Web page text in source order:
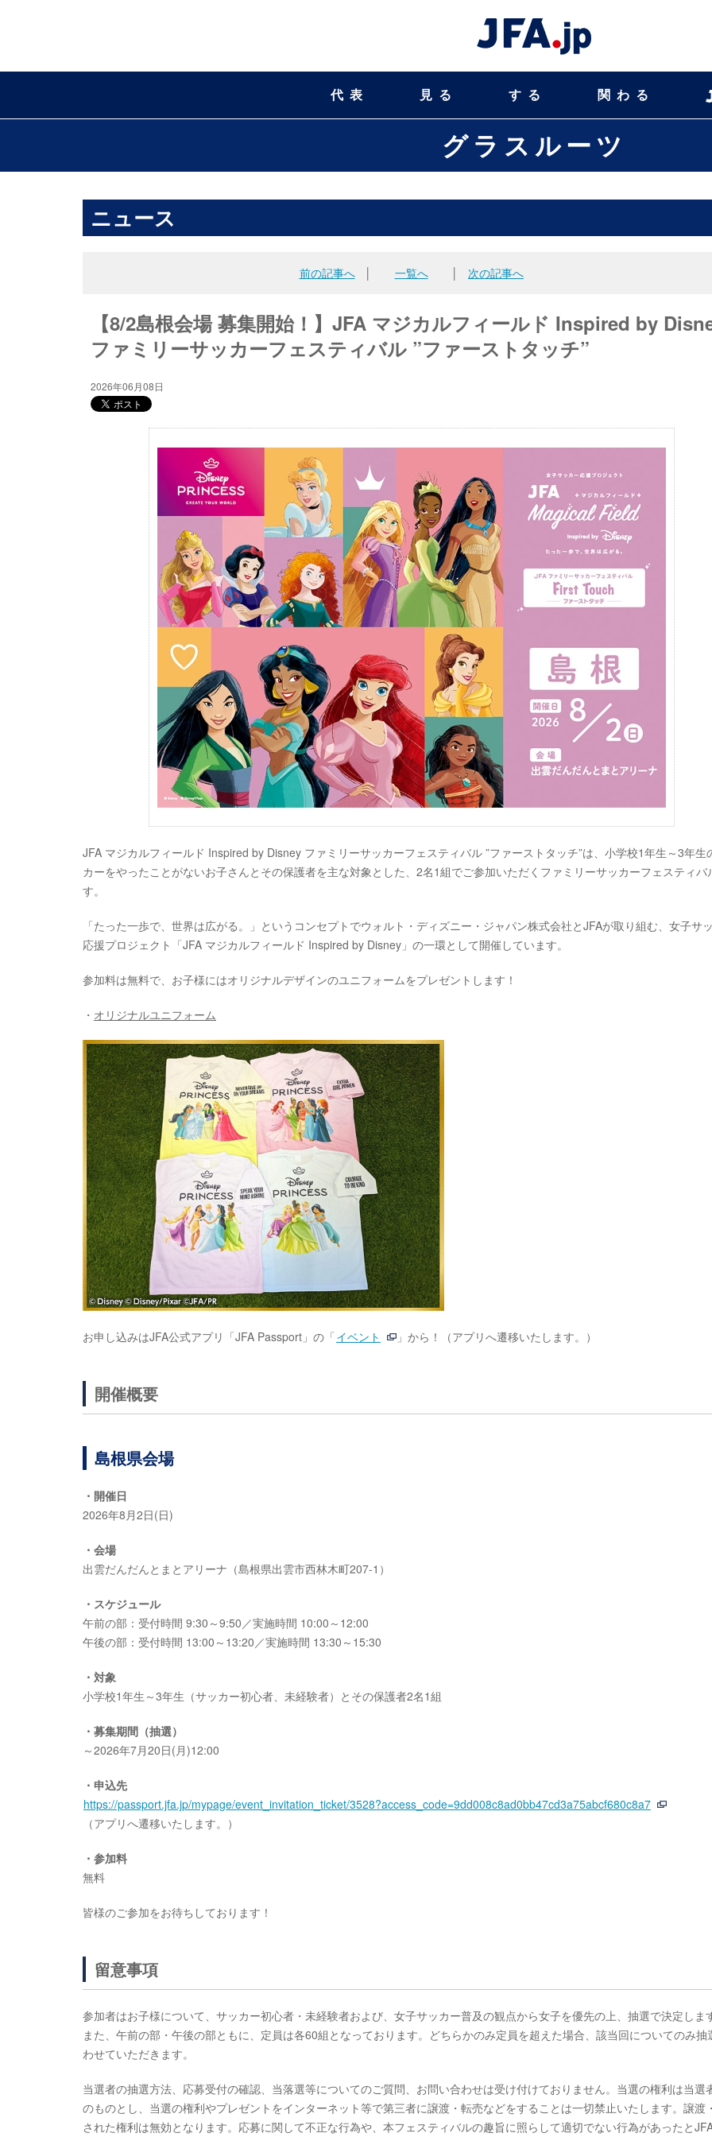
代表 見る する 関わる
グラスルーツ
ニュース
前の記事へ│ 一覧へ 次の記事へ
【8/2島根会場 募集開始！】JFA マジカルフィールド Inspired by
ファミリーサッカーフェスティバル ”ファーストタッチ”
2026年06月08日
JFA マジカルフィールド Inspired by Disney ファミリーサッカーフェスティバル ”ファーストタッチ”は、小学校1年生～3年生
カーをやったことがないお子さんとその保護者を主な対象とした、2名1組でご参加いただくファミリーサッカーフェスティバ
す。
「たった一歩で、世界は広がる。」というコンセプトでウォルト・ディズニー・ジャパン株式会社とJFAが取り組む、女子サ
応援プロジェクト「JFA マジカルフィールド Inspired by Disney」の一環として開催しています。
参加料は無料で、お子様にはオリジナルデザインのユニフォームをプレゼントします！
・ オリジナルユニフォーム
お申し込みはJFA公式アプリ「JFA Passport」の「イベント 」から！（アプリへ遷移いたします。）
開催概要
島根県会場
・開催日
2026年8月2日(日)
・会場
出雲だんだんとまとアリーナ（島根県出雲市西林木町207-1）
・スケジュール
午前の部：受付時間 9:30～9:50／実施時間 10:00～12:00
午後の部：受付時間 13:00～13:20／実施時間 13:30～15:30
・対象
小学校1年生～3年生（サッカー初心者、未経験者）とその保護者2名1組
・募集期間（抽選）
～2026年7月20日(月)12:00
・申込先
https://passport.jfa.jp/mypage/event_invitation_ticket/3528?access_code=9dd008c8ad0bb47cd3a75abcf680c8a7
（アプリへ遷移いたします。）
・参加料
無料
皆様のご参加をお待ちしております！
留意事項
参加者はお子様について、サッカー初心者・未経験者および、女子サッカー普及の観点から女子を優先の上、抽選で決定しま
また、午前の部・午後の部ともに、定員は各60組となっております。どちらかのみ定員を超えた場合、該当回についてのみ抽
わせていただきます。
当選者の抽選方法、応募受付の確認、当落選等についてのご質問、お問い合わせは受け付けておりません。当選の権利は当選
のものとし、当選の権利やプレゼントをインターネット等で第三者に譲渡・転売などをすることは一切禁止いたします。譲渡
された権利は無効となります。応募に関して不正な行為や、本フェスティバルの趣旨に照らして適切でない行為があったと